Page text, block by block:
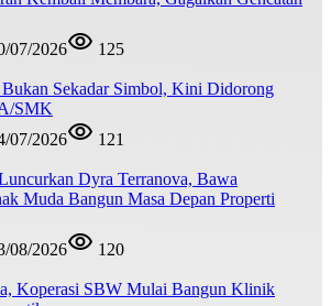
07/2026
125
Bukan Sekadar Simbol, Kini Didorong
SMK
07/2026
121
Dyra Terranova, Bawa
Muda Bangun Masa Depan Properti
08/2026
120
Koperasi SBW Mulai Bangun Klinik